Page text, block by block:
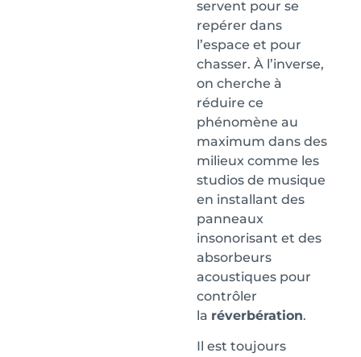
servent pour se
repérer dans
l’espace et pour
chasser. À l’inverse,
on cherche à
réduire ce
phénomène au
maximum dans des
milieux comme les
studios de musique
en installant des
panneaux
insonorisant et des
absorbeurs
acoustiques pour
contrôler
la réverbération.
Il est toujours